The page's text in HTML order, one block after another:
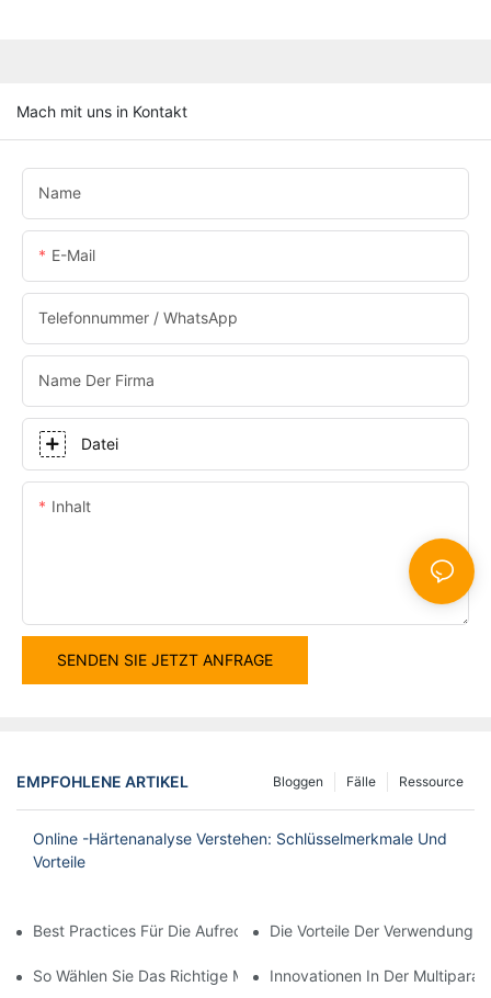
Mach mit uns in Kontakt
Name
E-Mail
Telefonnummer / WhatsApp
Name Der Firma
Datei
Inhalt
SENDEN SIE JETZT ANFRAGE
EMPFOHLENE ARTIKEL Ressource
Fälle
Bloggen
Online -Härtenanalyse Verstehen: Schlüsselmerkmale Und
Vorteile
Best Practices Für Die Aufrechterhaltung Ihres Gelösten
Die Vorteile Der Verwendung
So Wählen Sie Das Richtige Multiparameter -
Innovationen In Der